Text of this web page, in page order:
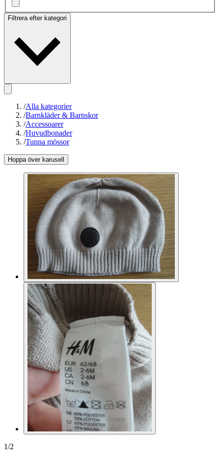
Filtrera efter kategori
/Alla kategorier
/Barnkläder & Barnskor
/Accessoarer
/Huvudbonader
/Tunna mössor
Hoppa över karusell
1/2